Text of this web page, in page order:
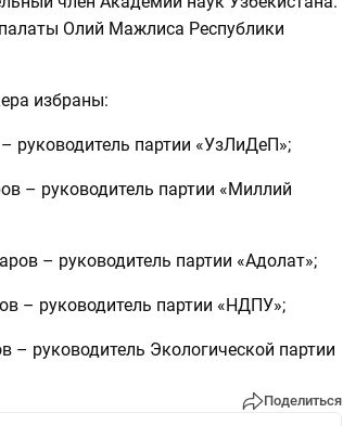
Олий Мажлиса Республики
избраны:
руководитель партии «УзЛиДеП»;
– руководитель партии «Миллий
– руководитель партии «Адолат»;
– руководитель партии «НДПУ»;
– руководитель Экологической партии
Поделиться